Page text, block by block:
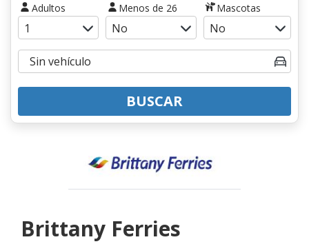
Adultos Menos de 26 Mascotas
BUSCAR
Brittany Ferries